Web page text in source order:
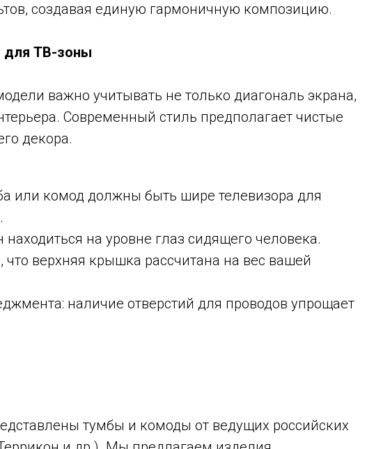
создавая единую гармоничную композицию.
для ТВ-зоны
важно учитывать не только диагональ экрана,
Современный стиль предполагает чистые
декора.
или комод должны быть шире телевизора для
на уровне глаз сидящего человека.
что верхняя крышка рассчитана на вес вашей
наличие отверстий для проводов упрощает
тумбы и комоды от ведущих российских